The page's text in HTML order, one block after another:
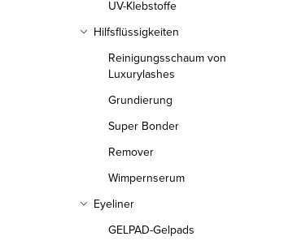
UV-Klebstoffe
Hilfsflüssigkeiten
Reinigungsschaum von
Luxurylashes
Grundierung
Super Bonder
Remover
Wimpernserum
Eyeliner
GELPAD-Gelpads